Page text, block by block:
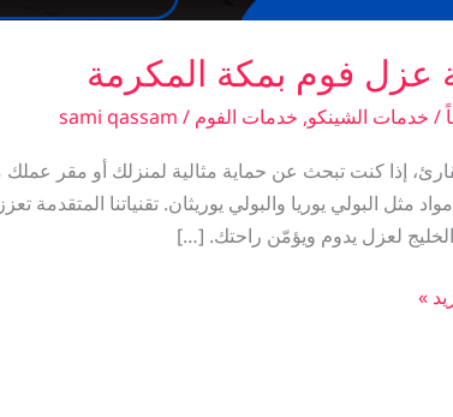
عزل فوم بمكة المكرمة
/ خدمات الشينكو, خدمات الفوم /
sami qassam
إذا كنت تبحث عن حماية مثالية لمنزلك أو مقر
مثل البولي يوريا والبولي يوريثان. تقنياتنا
لعزل يدوم ويؤمّن راحتك. […]
»